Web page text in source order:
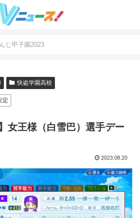
じ甲子園2023
快盗学園高校
定
女王様（白雪巴）選手デー
2023.08.20